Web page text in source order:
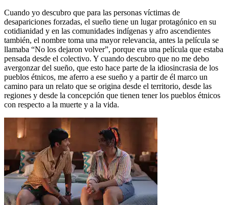
Cuando yo descubro que para las personas víctimas de
desapariciones forzadas, el sueño tiene un lugar protagónico en su
cotidianidad y en las comunidades indígenas y afro ascendientes
también, el nombre toma una mayor relevancia, antes la película se
llamaba “No los dejaron volver”, porque era una película que estaba
pensada desde el colectivo. Y cuando descubro que no me debo
avergonzar del sueño, que esto hace parte de la idiosincrasia de los
pueblos étnicos, me aferro a ese sueño y a partir de él marco un
camino para un relato que se origina desde el territorio, desde las
regiones y desde la concepción que tienen tener los pueblos étnicos
con respecto a la muerte y a la vida.